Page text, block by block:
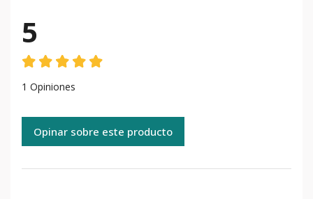
5
1 Opiniones
Opinar sobre este producto